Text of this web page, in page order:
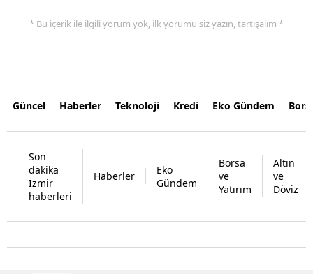
* Bu içerik ile ilgili yorum yok, ilk yorumu siz yazın, tartışalım *
Güncel Haberler Teknoloji Kredi Eko Gündem
Son
dakika
İzmir
haberleri
Haberler
Eko
Gündem
Borsa
ve
Yatırım
Altın
ve
Döviz